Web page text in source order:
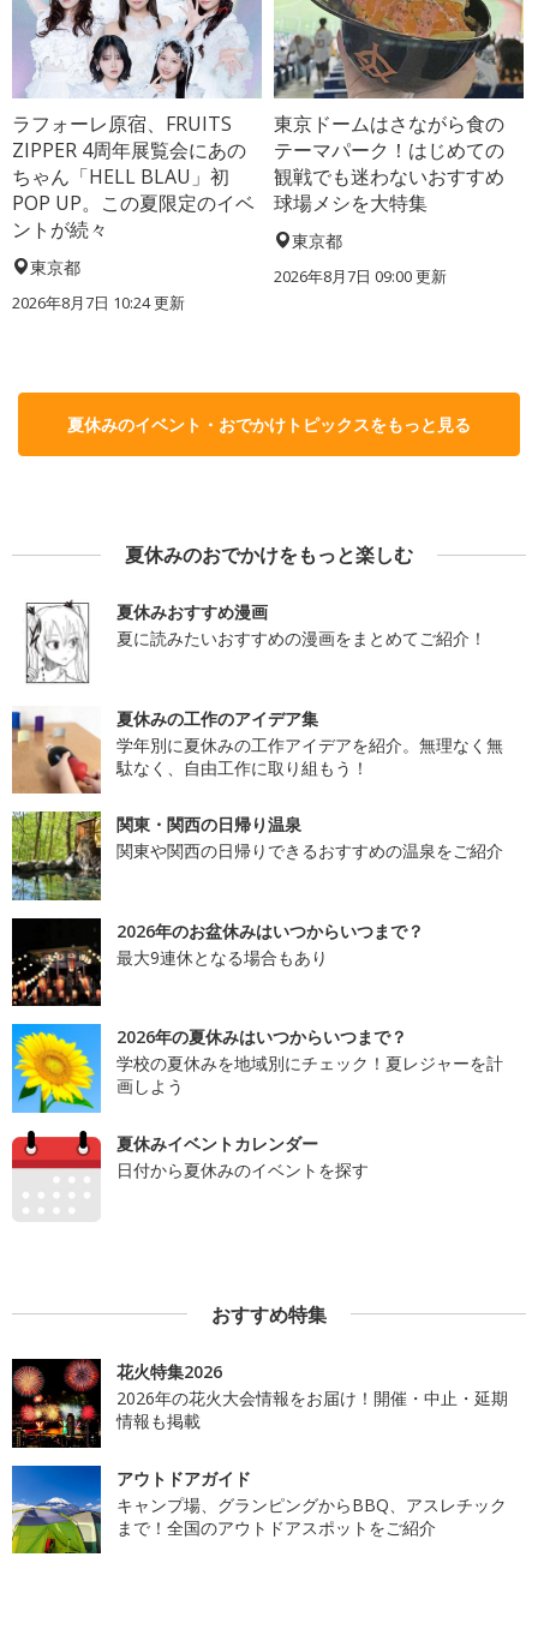
ラフォーレ原宿、FRUITS
ZIPPER 4周年展覧会にあの
ちゃん「HELL BLAU」初
POP UP。この夏限定のイベ
ントが続々
東京都
2026年8月7日 10:24更新
東京ドームはさながら食の
テーマパーク！はじめての
観戦でも迷わないおすすめ
球場メシを大特集
東京都
2026年8月7日 09:00更新
夏休みのイベント・おでかけトピックスをもっと見る
夏休みのおでかけをもっと楽しむ
夏休みおすすめ漫画
夏に読みたいおすすめの漫画をまとめてご紹介！
夏休みの工作のアイデア集
学年別に夏休みの工作アイデアを紹介。無理なく無
駄なく、自由工作に取り組もう！
関東・関西の日帰り温泉
関東や関西の日帰りできるおすすめの温泉をご紹介
2026年のお盆休みはいつからいつまで？
最大9連休となる場合もあり
2026年の夏休みはいつからいつまで？
学校の夏休みを地域別にチェック！夏レジャーを計
画しよう
夏休みイベントカレンダー
日付から夏休みのイベントを探す
おすすめ特集
花火特集2026
2026年の花火大会情報をお届け！開催・中止・延期
情報も掲載
アウトドアガイド
キャンプ場、グランピングからBBQ、アスレチック
まで！全国のアウトドアスポットをご紹介